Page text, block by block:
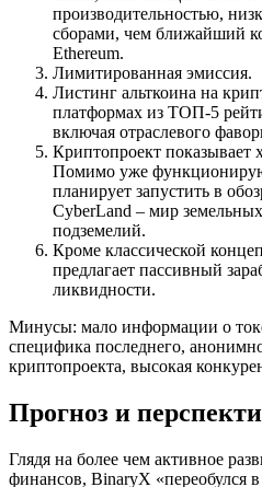
производительностью,
сборами, чем ближайший
Ethereum.
Лимитированная эмиссия.
Листинг альткоина на
платформах из ТОП-5
включая отраслевого
Криптопроект показывает
Помимо уже
планирует запустить в
CyberLand – мир
подземелий.
Кроме классической
предлагает пассивный
ликвидности.
Минусы: мало информации о
специфика последнего,
криптопроекта, высокая
Прогноз и
Глядя на более чем активное
финансов, BinaryX «переобулся